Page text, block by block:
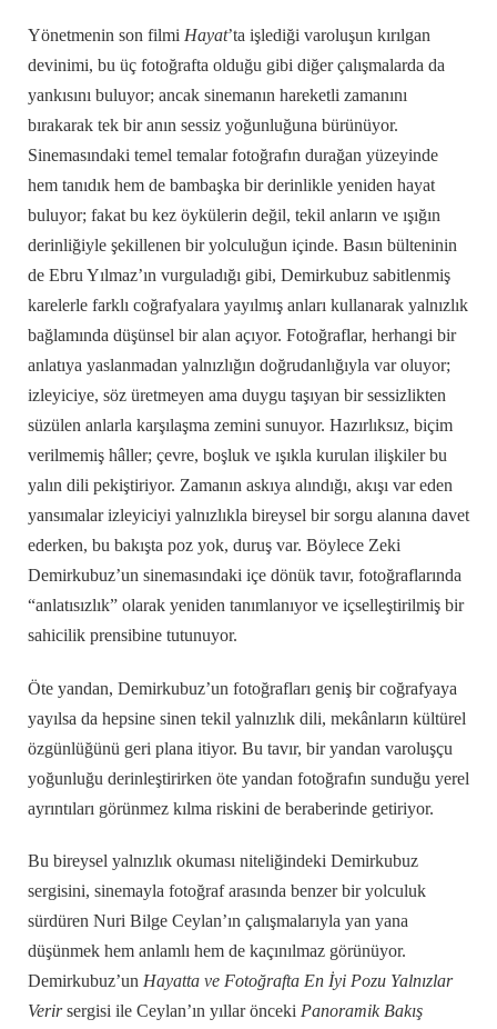
Yönetmenin son filmi Hayat’ta işlediği varoluşun kırılgan
devinimi, bu üç fotoğrafta olduğu gibi diğer çalışmalarda da
yankısını buluyor; ancak sinemanın hareketli zamanını
bırakarak tek bir anın sessiz yoğunluğuna bürünüyor.
Sinemasındaki temel temalar fotoğrafın durağan yüzeyinde
hem tanıdık hem de bambaşka bir derinlikle yeniden hayat
buluyor; fakat bu kez öykülerin değil, tekil anların ve ışığın
derinliğiyle şekillenen bir yolculuğun içinde. Basın bülteninin
de Ebru Yılmaz’ın vurguladığı gibi, Demirkubuz sabitlenmiş
karelerle farklı coğrafyalara yayılmış anları kullanarak yalnızlık
bağlamında düşünsel bir alan açıyor. Fotoğraflar, herhangi bir
anlatıya yaslanmadan yalnızlığın doğrudanlığıyla var oluyor;
izleyiciye, söz üretmeyen ama duygu taşıyan bir sessizlikten
süzülen anlarla karşılaşma zemini sunuyor. Hazırlıksız, biçim
verilmemiş hâller; çevre, boşluk ve ışıkla kurulan ilişkiler bu
yalın dili pekiştiriyor. Zamanın askıya alındığı, akışı var eden
yansımalar izleyiciyi yalnızlıkla bireysel bir sorgu alanına davet
ederken, bu bakışta poz yok, duruş var. Böylece Zeki
Demirkubuz’un sinemasındaki içe dönük tavır, fotoğraflarında
“anlatısızlık” olarak yeniden tanımlanıyor ve içselleştirilmiş bir
sahicilik prensibine tutunuyor.
Öte yandan, Demirkubuz’un fotoğrafları geniş bir coğrafyaya
yayılsa da hepsine sinen tekil yalnızlık dili, mekânların kültürel
özgünlüğünü geri plana itiyor. Bu tavır, bir yandan varoluşçu
yoğunluğu derinleştirirken öte yandan fotoğrafın sunduğu yerel
ayrıntıları görünmez kılma riskini de beraberinde getiriyor.
Bu bireysel yalnızlık okuması niteliğindeki Demirkubuz
sergisini, sinemayla fotoğraf arasında benzer bir yolculuk
sürdüren Nuri Bilge Ceylan’ın çalışmalarıyla yan yana
düşünmek hem anlamlı hem de kaçınılmaz görünüyor.
Demirkubuz’un Hayatta ve Fotoğrafta En İyi Pozu Yalnızlar
Verirsergisi ile Ceylan’ın yıllar önceki Panoramik Bakış